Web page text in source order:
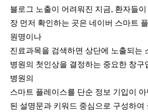
블로그 노출이 어려워진 지금, 환자들
장 먼저 확인하는 곳은 네이버 스마트
원명이나
진료과목을 검색하면 상단에 노출되는
병원의 첫인상을 결정하는 중요한 창구
병원의
스마트 플레이스를 단순 정보 기입이
된 설명문과 키워드 중심으로 구성하여